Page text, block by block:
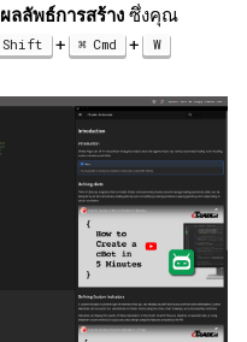
ผลลัพธ์การสร้าง ซึ่งคุณ
Shift + Cmd + W